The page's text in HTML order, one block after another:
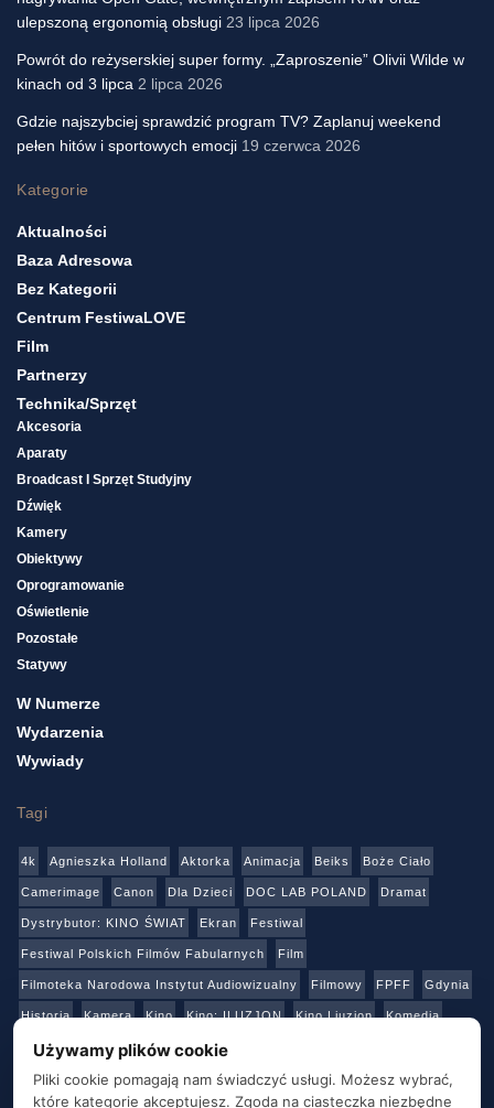
ulepszoną ergonomią obsługi 23 lipca 2026
Powrót do reżyserskiej super formy. „Zaproszenie” Olivii Wilde w
kinach od 3 lipca 2 lipca 2026
Gdzie najszybciej sprawdzić program TV? Zaplanuj weekend
pełen hitów i sportowych emocji 19 czerwca 2026
Kategorie
Aktualności
Baza Adresowa
Bez Kategorii
Centrum FestiwaLOVE
Film
Partnerzy
Technika/sprzęt
Akcesoria
Aparaty
Broadcast I Sprzęt Studyjny
Dźwięk
Kamery
Obiektywy
Oprogramowanie
Oświetlenie
Pozostałe
Statywy
W Numerze
Wydarzenia
Wywiady
Tagi
4k Agnieszka Holland Aktorka Animacja Beiks Boże Ciało
Camerimage Canon Dla Dzieci DOC LAB POLAND Dramat
Dystrybutor: KINO ŚWIAT Ekran Festiwal
Festiwal Polskich Filmów Fabularnych Film
Filmoteka Narodowa Instytut Audiowizualny Filmowy FPFF Gdynia
Historia Kamera Kino Kino: ILUZJON Kino Liuzjon Komedia
Konkurs Netflix Online Panasonic
Produkcja Produkcja: Polska Reżyser Sony Sztuka Teatr
Używamy plików cookie
Pliki cookie pomagają nam świadczyć usługi. Możesz wybrać,
które kategorie akceptujesz. Zgoda na ciasteczka niezbędne